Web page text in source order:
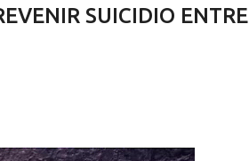
SUICIDIO ENTRE